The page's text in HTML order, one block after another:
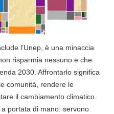
l’Unep, è una minaccia
risparmia nessuno e che
2030. Affrontarlo significa
comunità, rendere le
il cambiamento climatico.
portata di mano: servono